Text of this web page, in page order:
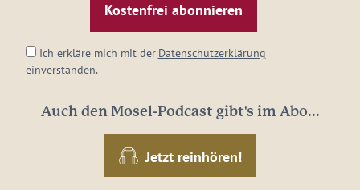
Adresse:
Ich erkläre mich mit der Datenschutzerklärung
einverstanden.
Auch den Mosel-Podcast gibt's im Abo...
Jetzt reinhören!